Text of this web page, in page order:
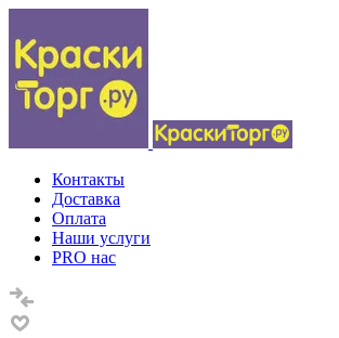
Контакты
Доставка
Оплата
Наши услуги
PRO нас